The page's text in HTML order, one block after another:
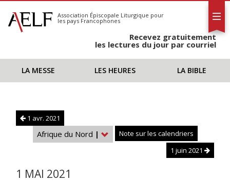
S'abonner
Calendrier
Association Épiscopale Liturgique pour
les pays Francophones
Recevez gratuitement
les lectures du jour par courriel
LA MESSE LES HEURES LA BIBLE
1 avr. 2021
Afrique du Nord |
Note sur les calendriers
1 juin 2021
1 MAI 2021